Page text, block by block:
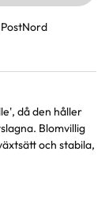
då den håller
Blomvillig
och stabila,